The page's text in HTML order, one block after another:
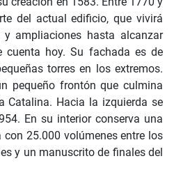
del actual edificio, que vivirá
y ampliaciones hasta alcanzar
cuenta hoy. Su fachada es de
torres en los extremos.
pequeño frontón que culmina
Catalina. Hacia la izquierda se
En su interior conserva una
25.000 volúmenes entre los
y un manuscrito de finales del